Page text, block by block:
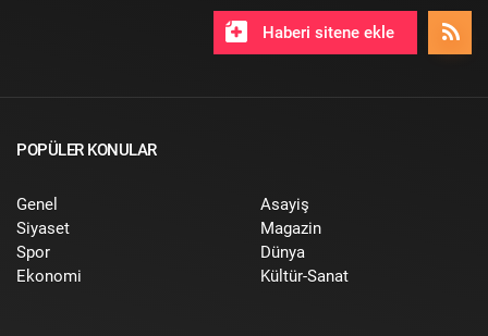
Haberi sitene ekle
POPÜLER KONULAR
Genel
Siyaset
Spor
Ekonomi
Asayiş
Magazin
Dünya
Kültür-Sanat